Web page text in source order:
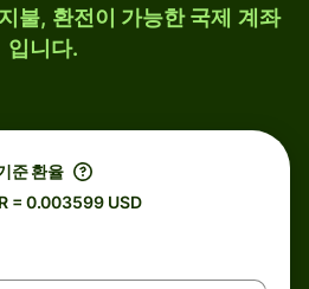
불, 환전이 가능한 국제 계좌
입니다.
준 환율
= 0.003599 USD